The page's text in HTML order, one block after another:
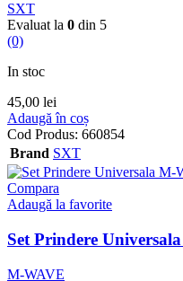
SXT
Evaluat la 0 din 5
(0)
In stoc
45,00 lei
Adaugă în coș
Cod Produs: 660854
Brand SXT
Compara
Adaugă la favorite
Set Prindere
M-WAVE